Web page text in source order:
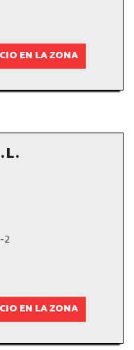
EN LA ZONA
2
EN LA ZONA